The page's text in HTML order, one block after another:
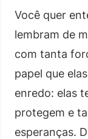
Você quer
lembram de
com tanta
papel que
enredo: elas
protegem e
esperanças.